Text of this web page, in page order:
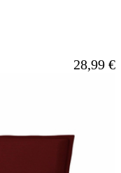
Ab
28,99 €